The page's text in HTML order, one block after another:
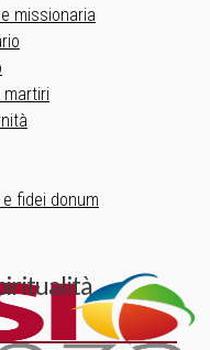
missionaria
martiri
fidei donum